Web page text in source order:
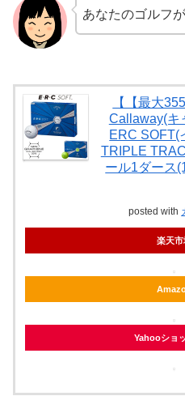
あなたのゴルフ
【【最大
Callaway(キ
ERC SOFT(
TRIPLE
ール1ダース
posted with
楽天市
Yahooショ